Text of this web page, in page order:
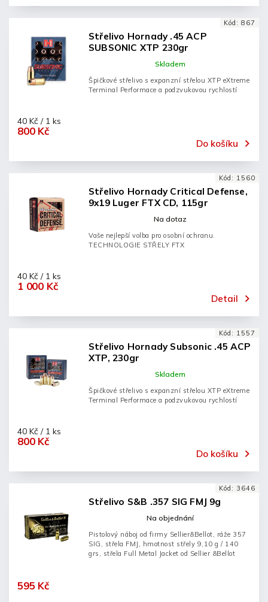
Střelivo Hornady .45 ACP
SUBSONIC XTP 230gr
Skladem
800 Kč
40 Kč / 1 ks
Do košíku
Špičkové střelivo s expanzní střelou XTP eXtreme
Terminal Performace a podzvukovou rychlostí
Kód: 867
Střelivo Hornady Critical Defense,
9x19 Luger FTX CD, 115gr
Na dotaz
1 000 Kč
40 Kč / 1 ks
Detail
Vaše nejlepší volba pro osobní ochranu.
TECHNOLOGIE STŘELY FTX
Kód: 1560
Střelivo Hornady Subsonic .45 ACP
XTP, 230gr
Skladem
800 Kč
40 Kč / 1 ks
Do košíku
Špičkové střelivo s expanzní střelou XTP eXtreme
Terminal Performace a podzvukovou rychlostí
Kód: 1557
Střelivo S&B .357 SIG FMJ 9g
Na objednání
595 Kč
Pistolový náboj od firmy Sellier&Bellot, ráže 357
SIG, střela FMJ, hmotnost střely 9,10 g / 140
grs, střela Full Metal Jacket od Sellier &Bellot
Kód: 3646